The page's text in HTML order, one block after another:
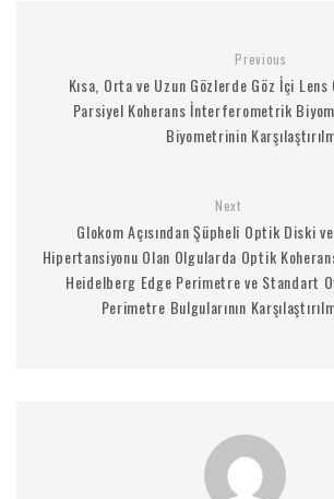
Previous
Kısa, Orta ve Uzun Gözlerde Göz İçi Lens
Parsiyel Koherans İnterferometrik
Biyometrinin
Next
Glokom Açısından Şüpheli Optik Diski
Hipertansiyonu Olan Olgularda Optik
Heidelberg Edge Perimetre ve Standart
Perimetre Bulgularının